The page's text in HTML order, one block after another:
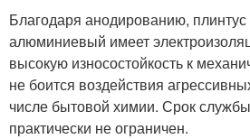
Благодаря анодированию,
алюминиевый имеет
высокую износостойкость к
не боится воздействия
числе бытовой химии. Срок
практически не ограничен.